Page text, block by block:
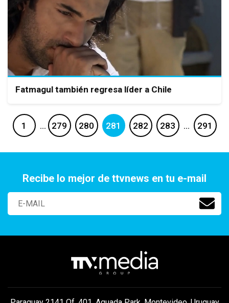
Fatmagul también regresa líder a Chile
1 … 279 280 281 282 283 … 291
Recibe lo mejor de ttvnews en tu e-mail